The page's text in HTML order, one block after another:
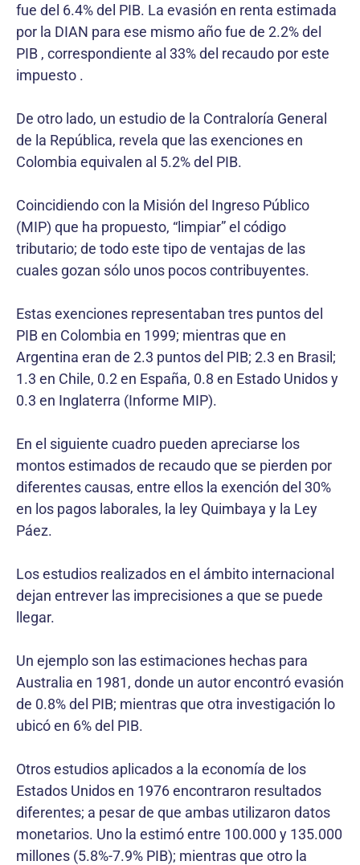
fue del 6.4% del PIB. La evasión en renta estimada
por la DIAN para ese mismo año fue de 2.2% del
PIB , correspondiente al 33% del recaudo por este
impuesto .
De otro lado, un estudio de la Contraloría General
de la República, revela que las exenciones en
Colombia equivalen al 5.2% del PIB.
Coincidiendo con la Misión del Ingreso Público
(MIP) que ha propuesto, “limpiar” el código
tributario; de todo este tipo de ventajas de las
cuales gozan sólo unos pocos contribuyentes.
Estas exenciones representaban tres puntos del
PIB en Colombia en 1999; mientras que en
Argentina eran de 2.3 puntos del PIB; 2.3 en Brasil;
1.3 en Chile, 0.2 en España, 0.8 en Estado Unidos y
0.3 en Inglaterra (Informe MIP).
En el siguiente cuadro pueden apreciarse los
montos estimados de recaudo que se pierden por
diferentes causas, entre ellos la exención del 30%
en los pagos laborales, la ley Quimbaya y la Ley
Páez.
Los estudios realizados en el ámbito internacional
dejan entrever las imprecisiones a que se puede
llegar.
Un ejemplo son las estimaciones hechas para
Australia en 1981, donde un autor encontró evasión
de 0.8% del PIB; mientras que otra investigación lo
ubicó en 6% del PIB.
Otros estudios aplicados a la economía de los
Estados Unidos en 1976 encontraron resultados
diferentes; a pesar de que ambas utilizaron datos
monetarios. Uno la estimó entre 100.000 y 135.000
millones (5.8%-7.9% PIB); mientras que otro la